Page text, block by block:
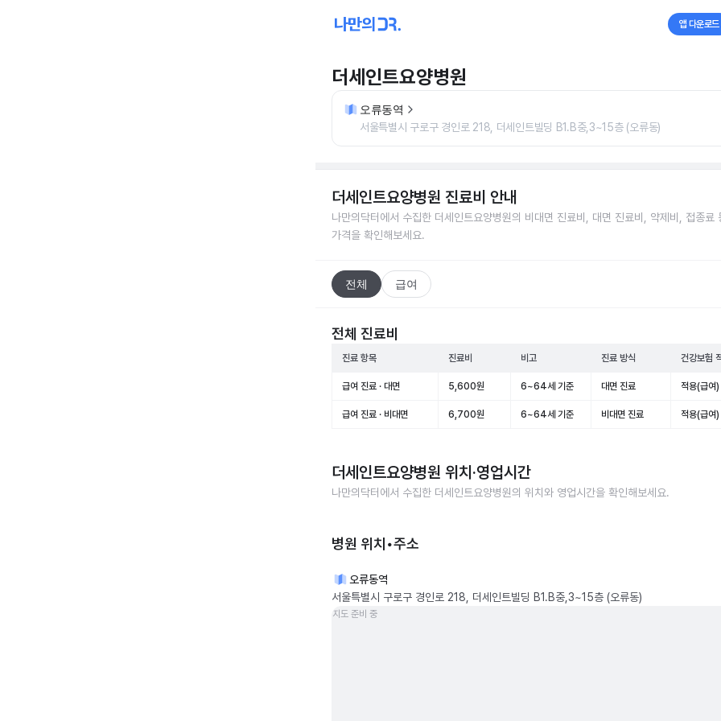
앱 다운로드
더세인트요양병원
오류동역
서울특별시 구로구 경인로 218, 더세인트빌딩 B1.B중,3~15층 (오류동)
더세인트요양병원 진료비 안내
나만의닥터에서 수집한 더세인트요양병원의 비대면 진료비, 대면 진료비, 약제비, 접종료
가격을 확인해보세요.
전체 급여
전체 진료비
진료 항목 진료비 비고 진료 방식 건강보험
급여 진료 · 대면 5,600원 6~64세 기준 대면 진료 적용(급여)
급여 진료 · 비대면 6,700원 6~64세 기준 비대면 진료 적용(급여)
더세인트요양병원 위치·영업시간
나만의닥터에서 수집한 더세인트요양병원의 위치와 영업시간을 확인해보세요.
병원 위치•주소
오류동역
서울특별시 구로구 경인로 218, 더세인트빌딩 B1.B중,3~15층 (오류동)
지도 준비 중